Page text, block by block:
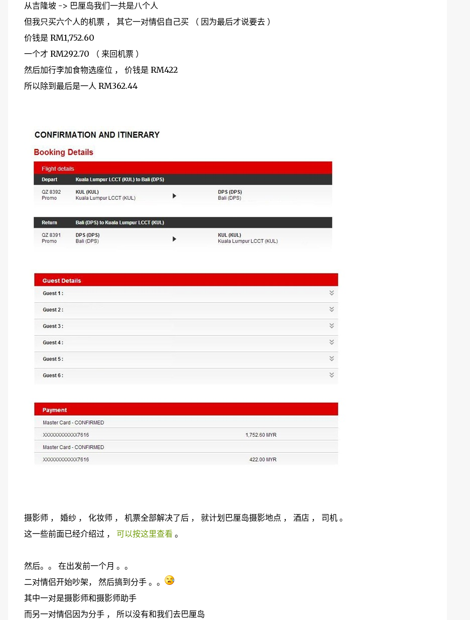
从吉隆坡 -> 巴厘岛我们一共是八个人
但我只买六个人的机票 ， 其它一对情侣自己买 （ 因为最后才说要去 ）
价钱是 RM1,752.60
一个才 RM292.70 （ 来回机票 ）
然后加行李加食物选座位 ， 价钱是 RM422
所以除到最后是一人 RM362.44
摄影师 ， 婚纱 ， 化妆师 ， 机票全部解决了后 ， 就计划巴厘岛摄影地点 ， 酒店 ， 司机 。
这一些前面已经介绍过 ， 可以按这里查看 。
然后。。 在出发前一个月 。。
二对情侣开始吵架， 然后搞到分手 。。
其中一对是摄影师和摄影师助手
而另一对情侣因为分手 ， 所以没有和我们去巴厘岛